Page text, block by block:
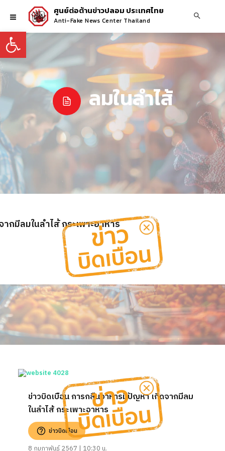
Open toolbar
ศูนย์ต่อต้านข่าวปลอม ประเทศไทย
Anti-Fake News Center Thailand
ลมในลำไส้
มีลมในลำไส้ กระเพาะอาหาร
ข่าวบิดเบือน การกลืนอาหารมีปัญหา เกิดจากมีลม
ในลำไส้ กระเพาะอาหาร
ข่าวบิดเบือน
8 กุมภาพันธ์ 2567 | 10:30 น.